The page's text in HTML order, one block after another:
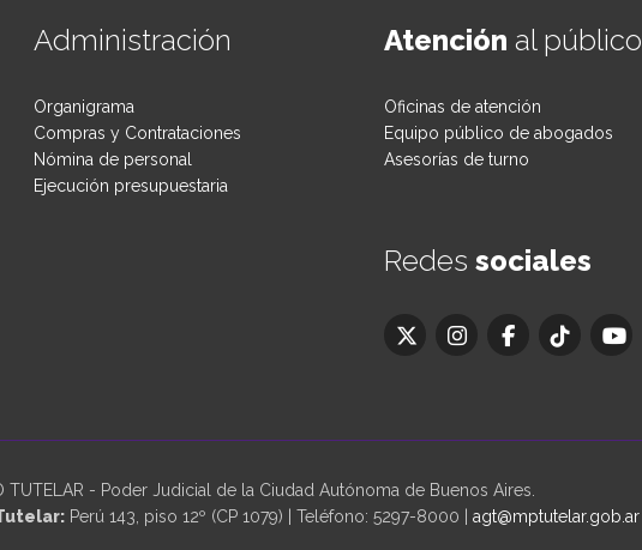
Administración
Organigrama
Compras y Contrataciones
Nómina de personal
Ejecución presupuestaria
Atención al público
Oficinas de atención
Equipo público de abogados
Asesorías de turno
Redes sociales
TUTELAR - Poder Judicial de la Ciudad Autónoma de Buenos Aires.
Perú 143, piso 12º (CP 1079) | Teléfono: 5297-8000 | agt@mptutelar.gob.ar